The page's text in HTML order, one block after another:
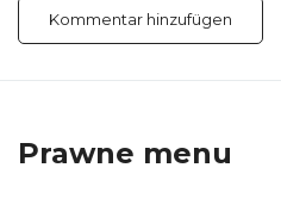
Prawne menu